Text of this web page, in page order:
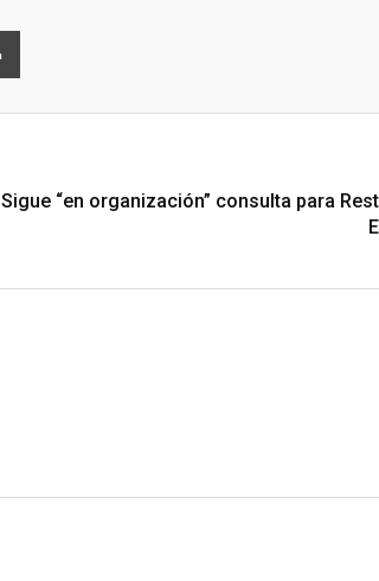
Sigue “en organización” consulta para